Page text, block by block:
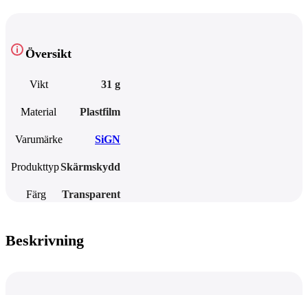
Översikt
Vikt 31 g
Material Plastfilm
Varumärke SiGN
ProdukttypSkärmskydd
Färg Transparent
Beskrivning